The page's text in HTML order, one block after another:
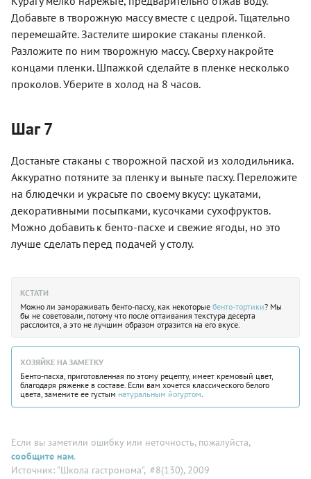
Добавьте в творожную массу вместе с цедрой. Тщательно
перемешайте. Застелите широкие стаканы пленкой.
Разложите по ним творожную массу. Сверху накройте
концами пленки. Шпажкой сделайте в пленке несколько
проколов. Уберите в холод на 8 часов.
Шаг 7
Достаньте стаканы с творожной пасхой из холодильника.
Аккуратно потяните за пленку и выньте пасху. Переложите
на блюдечки и украсьте по своему вкусу: цукатами,
декоративными посыпками, кусочками сухофруктов.
Можно добавить к бенто-пасхе и свежие ягоды, но это
лучше сделать перед подачей у столу.
КСТАТИ
Можно ли замораживать бенто-пасху, как некоторые бенто-тортики? Мы
бы не советовали, потому что после оттаивания текстура десерта
расслоится, а это не лучшим образом отразится на его вкусе.
ХОЗЯЙКЕ НА ЗАМЕТКУ
Бенто-пасха, приготовленная по этому рецепту, имеет кремовый цвет,
благодаря ряженке в составе. Если вам хочется классического белого
цвета, замените ее густым натуральным йогуртом
Если вы заметили ошибку или неточность, пожалуйста,
сообщите нам.
Источник: "Школа гастронома", #8(130), 2009